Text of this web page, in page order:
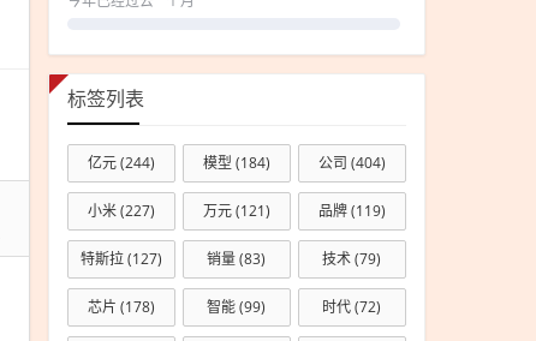
标签列表
亿元(244) 模型 (184) 公司 (404)
小米(227) 万元(121) 品牌(119)
特斯拉(127) 销量(83) 技术(79)
芯片 (178) 智能(99) 时代(72)